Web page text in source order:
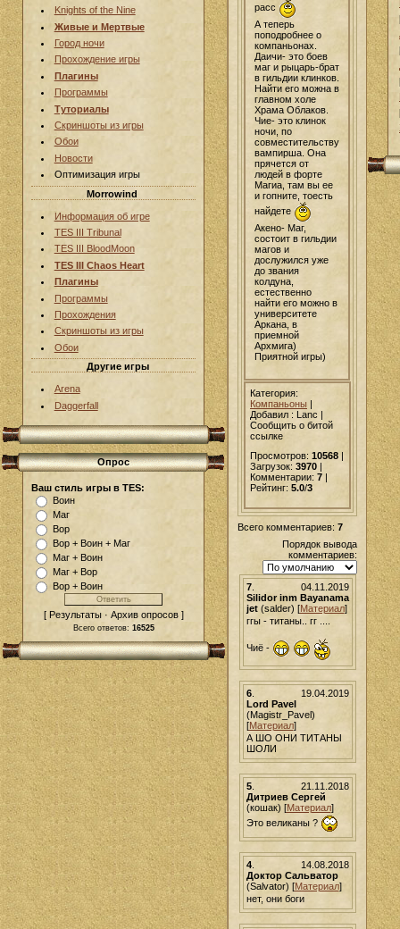
Knights of the Nine
Живые и Мертвые
Город ночи
Прохождение игры
Плагины
Программы
Туториалы
Скриншоты из игры
Обои
Новости
Оптимизация игры
Morrowind
Информация об игре
TES III Tribunal
TES III BloodMoon
TES III Chaos Heart
Плагины
Программы
Прохождения
Скриншоты из игры
Обои
Другие игры
Arena
Daggerfall
Опрос
Ваш стиль игры в TES:
Воин
Маг
Вор
Вор + Воин + Маг
Маг + Воин
Маг + Вор
Вор + Воин
[ Результаты · Архив опросов ]
Всего ответов: 16525
расс
А теперь
поподробнее о
компаньонах.
Даичи- это боев
маг и рыцарь-брат
в гильдии клинков.
Найти его можна в
главном холе
Храма Облаков.
Чие- это клинок
ночи, по
совместительству
вампирша. Она
прячется от
людей в форте
Магиа, там вы ее
и гопните, тоесть
найдете
Акено- Маг,
состоит в гильдии
магов и
дослужился уже
до звания
колдуна,
естественно
найти его можно в
университете
Аркана, в
приемной
Архмига)
Приятной игры)
Категория:
Компаньоны |
Добавил : Lanc |
Сообщить о битой
ссылке
Просмотров: 10568
Загрузок: 3970
Комментарии: 7
Рейтинг: 5.0/3
Всего комментариев: 7
Порядок вывода
комментариев:
04.11.2019
7.
Silidor inm Bayanama
jet(salder) [Материал]
ггы - титаны.. гг ....
Чиё -
19.04.2019
6.
Lord Pavel
(Magistr_Pavel)
[Материал]
А ШО ОНИ ТИТАНЫ
ШОЛИ
21.11.2018
5.
Дитриев Сергей
(кошак) [Материал]
Это великаны ?
14.08.2018
4.
Доктор Сальватор
(Salvator) [Материал]
нет, они боги